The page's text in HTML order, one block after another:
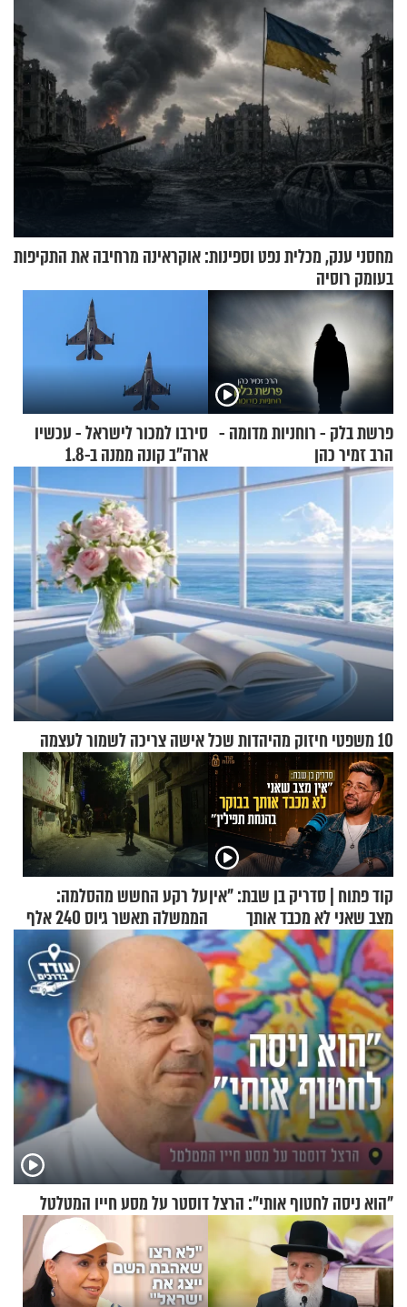
מחסני ענק, מכלית נפט וספינות: אוקראינה מרחיבה את התקיפות
בעומק רוסיה
פרשת בלק - רוחניות מדומה -
הרב זמיר כהן
סירבו למכור לישראל - עכשיו
ארה"ב קונה ממנה ב-1.8
10 משפטי חיזוק מהיהדות שכל אישה צריכה לשמור לעצמה
קוד פתוח | סדריק בן שבת: "אין
מצב שאני לא מכבד אותך
בבוקר בהנחת תפילין"
על רקע החשש מהסלמה:
הממשלה תאשר גיוס 240 אלף
אנשי מילואים
"הוא ניסה לחטוף אותי": הרצל דוסטר על מסע חייו המטלטל